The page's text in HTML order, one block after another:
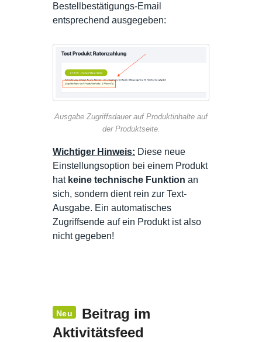
Bestellbestätigungs-Email
entsprechend ausgegeben:
Ausgabe Zugriffsdauer auf Produktinhalte auf
der Produktseite.
Wichtiger Hinweis: Diese neue
Einstellungsoption bei einem Produkt
hatkeine technische Funktion an
sich, sondern dient rein zur Text-
Ausgabe. Ein automatisches
Zugriffsende auf ein Produkt ist also
nicht gegeben!
Neu
Beitrag im
Aktivitätsfeed